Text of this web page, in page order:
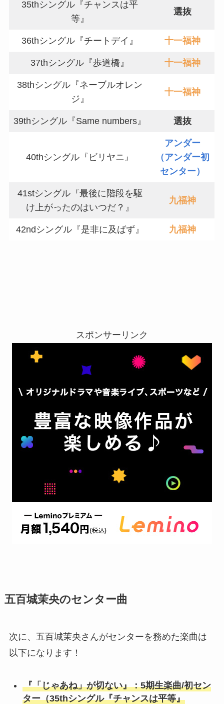
35thシングル『チャンスは平
等』
選抜
36thシングル『チートデイ』 十一福神
37thシングル『歩道橋』 十一福神
38thシングル『ネーブルオレン
ジ』
十一福神
39thシングル『Same numbers』 選抜
40thシングル『ビリヤニ』
アンダー
（アンダー初
センター）
41stシングル『最後に階段を駆
け上がったのはいつだ？』
九福神
42ndシングル『是非に及ばず』 九福神
スポンサーリンク
五百城茉央のセンター曲
次に、五百城茉央さんがセンターを務めた楽曲は
以下になります！
『「じゃあね」が切ない』：5期生楽曲/初セン
ター（35thシングル『チャンスは平等』